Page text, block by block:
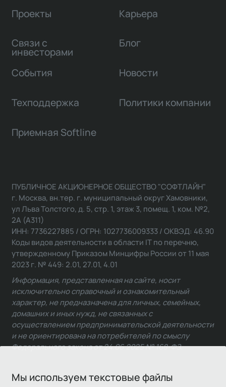
Мы используем текстовые файлы
Проекты
Связи с
инвесторами
Карьера
Блог
События Новости
Техподдержка Политики компании
Приемная Softline
ПУБЛИЧНОЕ АКЦИОНЕРНОЕ ОБЩЕСТВО "СОФТЛАЙН"
г. Москва, вн.тер. г. муниципальный округ Хамовники,
ул Льва Толстого, д. 5, стр. 1, этаж 3, помещ. 1, ком. №2,
2А (А311)
ИНН: 7736227885 / ОГРН: 1027736009333 / ОКВЭД: 46.90
Коды видов деятельности в области IT по перечню,
утвержденному Приказом Минцифры России от 11 мая
2023 г. № 449: 2.01, 27.01, 4.01
Информация, представленная на сайте, носит
исключительно справочный и ознакомительный
характер, не предназначена для личных, семейных,
домашних и иных нужд, не связанных с
осуществлением предпринимательской деятельности
и не ориентирована на потребителей по смыслу
Федерального закона от 24.06.2025 № 168-ФЗ.